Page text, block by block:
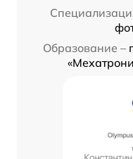
Образование –